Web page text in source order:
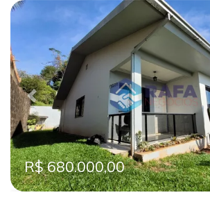
Previous
R$ 680.000,00